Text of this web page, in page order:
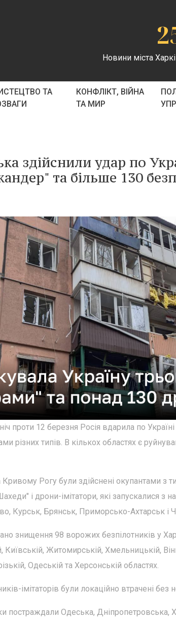
Новини міста
ТА
КОНФЛІКТ, ВІЙНА
ТА МИР
здійснили удар по
та більше 130
проти 12 березня Росія вдарила по
різних типів. В кількох областях є
Кривому Рогу були здійснені окупантами з
і дрони-імітатори, які запускалися з
Курськ, Брянськ, Приморсько-Ахтарськ і
знищення 98 ворожих безпілотників у
Київській, Житомирській, Хмельницькій,
Одеській та Херсонській областях.
імітаторів були локаційно втрачені без
постраждали Одеська, Дніпропетровська,